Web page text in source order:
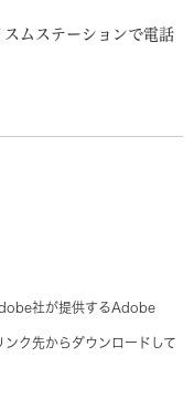
スムステーションで電話
社が提供するAdobe
ク先からダウンロードして